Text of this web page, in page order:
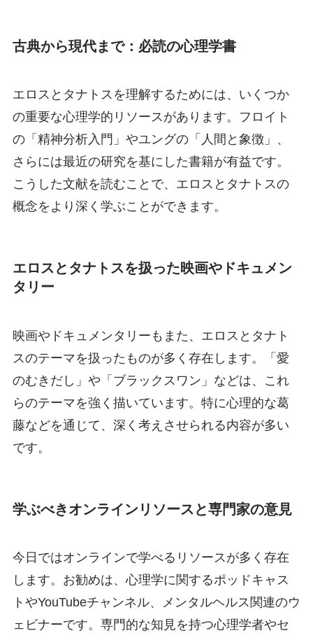
古典から現代まで：必読の心理学書
エロスとタナトスを理解するためには、いくつか
の重要な心理学的リソースがあります。フロイト
の「精神分析入門」やユングの「人間と象徴」、
さらには最近の研究を基にした書籍が有益です。
こうした文献を読むことで、エロスとタナトスの
概念をより深く学ぶことができます。
エロスとタナトスを扱った映画やドキュメン
タリー
映画やドキュメンタリーもまた、エロスとタナト
スのテーマを扱ったものが多く存在します。「愛
のむきだし」や「ブラックスワン」などは、これ
らのテーマを強く描いています。特に心理的な葛
藤などを通じて、深く考えさせられる内容が多い
です。
学ぶべきオンラインリソースと専門家の意見
今日ではオンラインで学べるリソースが多く存在
します。お勧めは、心理学に関するポッドキャス
トやYouTubeチャンネル、メンタルヘルス関連のウ
ェビナーです。専門的な知見を持つ心理学者やセ